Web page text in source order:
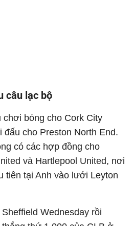
câu lạc bộ
chơi bóng cho Cork City
cho Preston North End.
có các hợp đồng cho
và Hartlepool United, nơi
tiên tại Anh vào lưới Leyton
Wednesday rồi